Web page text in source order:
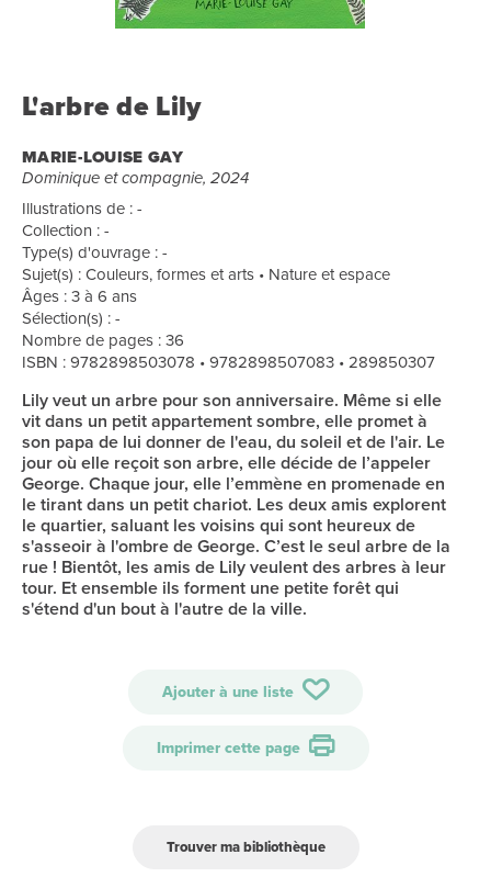
L'arbre de Lily
MARIE-LOUISE GAY
Dominique et compagnie, 2024
Illustrations de : -
Collection : -
Type(s) d'ouvrage : -
Sujet(s) : Couleurs, formes et arts • Nature et espace
Âges : 3 à 6 ans
Sélection(s) : -
Nombre de pages : 36
ISBN : 9782898503078 • 9782898507083 • 289850307
Lily veut un arbre pour son anniversaire. Même si elle
vit dans un petit appartement sombre, elle promet à
son papa de lui donner de l'eau, du soleil et de l'air. Le
jour où elle reçoit son arbre, elle décide de l’appeler
George. Chaque jour, elle l’emmène en promenade en
le tirant dans un petit chariot. Les deux amis explorent
le quartier, saluant les voisins qui sont heureux de
s'asseoir à l'ombre de George. C’est le seul arbre de la
rue ! Bientôt, les amis de Lily veulent des arbres à leur
tour. Et ensemble ils forment une petite forêt qui
s'étend d'un bout à l'autre de la ville.
Ajouter à une liste
Imprimer cette page
Trouver ma bibliothèque